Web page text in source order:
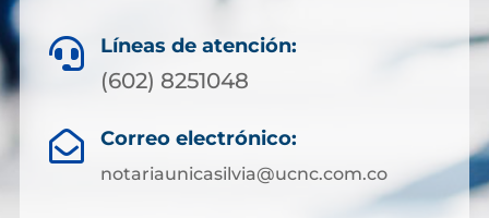
 Líneas de atención:
(602) 8251048
 Correo electrónico:
notariaunicasilvia@ucnc.com.co